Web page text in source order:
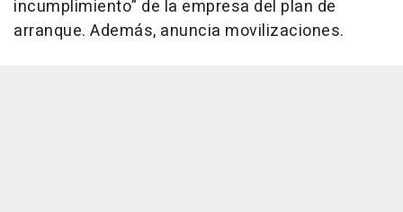
incumplimiento" de la empresa del plan de
arranque. Además, anuncia movilizaciones.